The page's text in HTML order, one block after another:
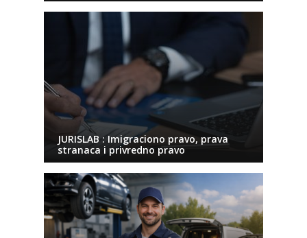
JURISLAB : Imigraciono pravo, prava
stranaca i privredno pravo